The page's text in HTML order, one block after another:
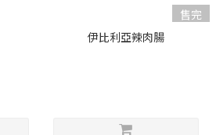
售完
伊比利亞辣肉腸